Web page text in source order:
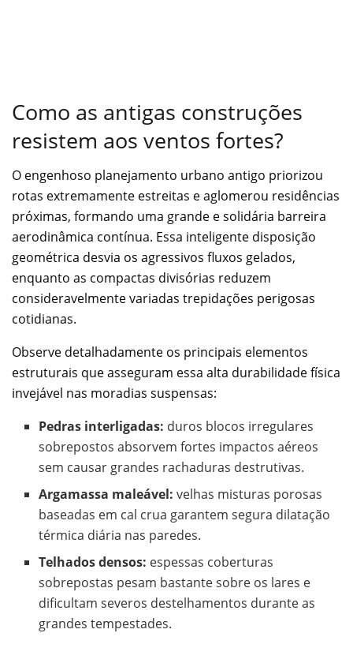
Como as antigas construções
resistem aos ventos fortes?
O engenhoso planejamento urbano antigo priorizou
rotas extremamente estreitas e aglomerou residências
próximas, formando uma grande e solidária barreira
aerodinâmica contínua. Essa inteligente disposição
geométrica desvia os agressivos fluxos gelados,
enquanto as compactas divisórias reduzem
consideravelmente variadas trepidações perigosas
cotidianas.
Observe detalhadamente os principais elementos
estruturais que asseguram essa alta durabilidade física
invejável nas moradias suspensas:
Pedras interligadas: duros blocos irregulares
sobrepostos absorvem fortes impactos aéreos
sem causar grandes rachaduras destrutivas.
Argamassa maleável: velhas misturas porosas
baseadas em cal crua garantem segura dilatação
térmica diária nas paredes.
Telhados densos: espessas coberturas
sobrepostas pesam bastante sobre os lares e
dificultam severos destelhamentos durante as
grandes tempestades.